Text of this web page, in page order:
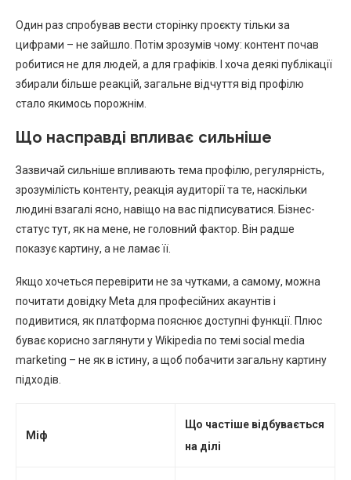
Один раз спробував вести сторінку проєкту тільки за
цифрами – не зайшло. Потім зрозумів чому: контент почав
робитися не для людей, а для графіків. І хоча деякі публікації
збирали більше реакцій, загальне відчуття від профілю
стало якимось порожнім.
Що насправді впливає сильніше
Зазвичай сильніше впливають тема профілю, регулярність,
зрозумілість контенту, реакція аудиторії та те, наскільки
людині взагалі ясно, навіщо на вас підписуватися. Бізнес-
статус тут, як на мене, не головний фактор. Він радше
показує картину, а не ламає її.
Якщо хочеться перевірити не за чутками, а самому, можна
почитати довідку Meta для професійних акаунтів і
подивитися, як платформа пояснює доступні функції. Плюс
буває корисно заглянути у Wikipedia по темі social media
marketing – не як в істину, а щоб побачити загальну картину
підходів.
Міф
Що частіше відбувається
на ділі